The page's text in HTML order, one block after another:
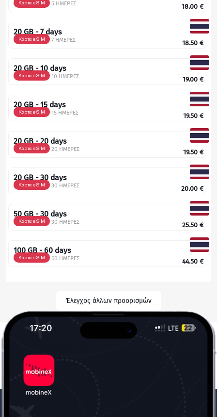
Κάρτα eSIM 5 ΗΜΕΡΕΣ 18.00 €
20 GB - 7 days
Κάρτα eSIM 7 ΗΜΕΡΕΣ 18.50 €
20 GB - 10 days
Κάρτα eSIM 10 ΗΜΕΡΕΣ 19.00 €
20 GB - 15 days
Κάρτα eSIM 15 ΗΜΕΡΕΣ 19.50 €
20 GB - 20 days
Κάρτα eSIM 20 ΗΜΕΡΕΣ 19.50 €
20 GB - 30 days
Κάρτα eSIM 30 ΗΜΕΡΕΣ 20.00 €
50 GB - 30 days
Κάρτα eSIM 30 ΗΜΕΡΕΣ 25.50 €
100 GB - 60 days
Κάρτα eSIM 60 ΗΜΕΡΕΣ 44.50 €
Έλεγχος άλλων προορισμών